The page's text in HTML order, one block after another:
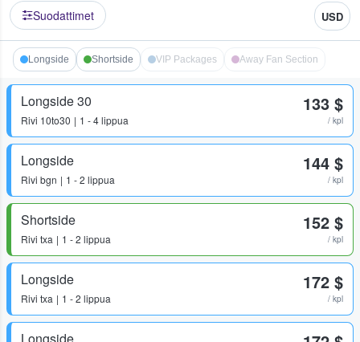
Suodattimet USD
Longside Shortside VIP Packages Away Fan Section
Longside 30
Rivi 10to30 1 - 4 lippua
133 $
/ kpl
Longside
Rivi bgn 1 - 2 lippua
144 $
/ kpl
Shortside
Rivi txa 1 - 2 lippua
152 $
/ kpl
Longside
Rivi txa 1 - 2 lippua
172 $
/ kpl